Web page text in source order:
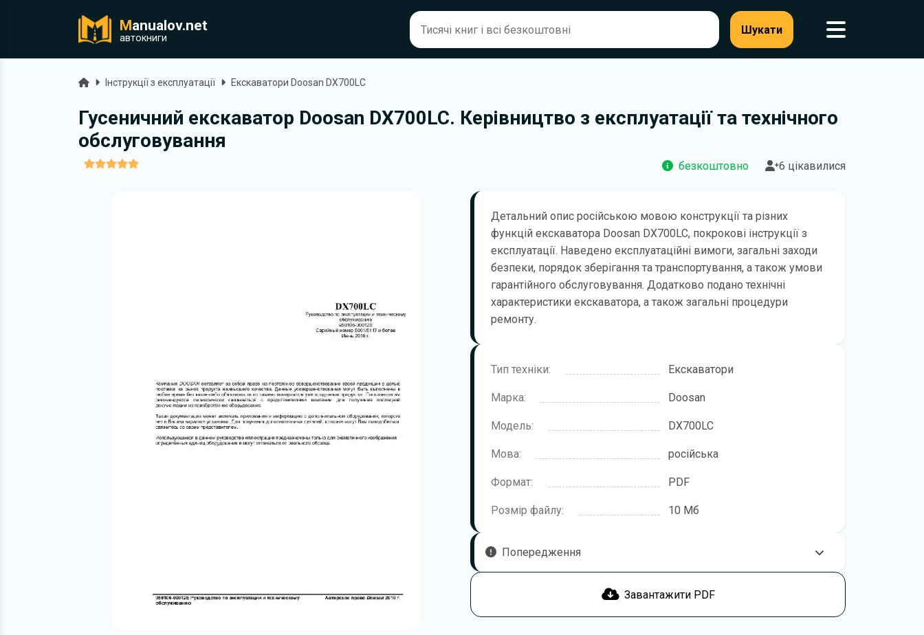
Manualov.net
автокниги
Шукати
ГоловнаІнструкції з експлуатації Екскаватори Doosan DX700LC
Гусеничний екскаватор Doosan DX700LC. Керівництво з експлуатації та технічного
обслуговування
безкоштовно 6 цікавилися
Детальний опис російською мовою конструкції та різних
функцій екскаватора Doosan DX700LC, покрокові інструкції з
експлуатації. Наведено експлуатаційні вимоги, загальні заходи
безпеки, порядок зберігання та транспортування, а також умови
гарантійного обслуговування. Додатково подано технічні
характеристики екскаватора, а також загальні процедури
ремонту.
Тип техніки: Екскаватори
Марка: Doosan
Модель: DX700LC
Мова: російська
Формат: PDF
Розмір файлу: 10 Мб
Попередження
Щоб правильно та безпечно користуватися технікою, рекомендується
підготовлено для моделі Doosan DX700LC.
Завантажити PDF